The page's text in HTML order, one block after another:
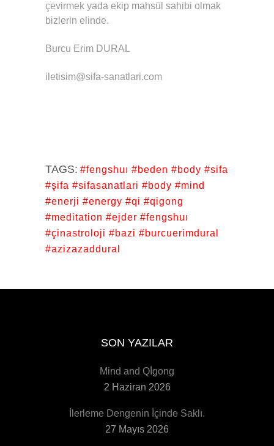
çevirmek yada ekip mahsül sahibi olmak
bizlerin elinde.
Burcu Erim DURAL
iletisim@sifa-sanatlari.com
TAGS: #fengshuı #beden #body #sifa
#şifa #sifasanatlari #body #mind
#enerji #energy #qi #qigong
#meditation #ejder #fengshuı
#çinastroloji #bazi #burcuerimdural
#azizazaddural
SON YAZILAR
Mind and Qİgong
2 Haziran 2026
İlerleme Dengenin İçinde Saklı.
27 Mayıs 2026